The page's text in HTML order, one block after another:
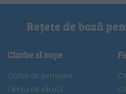
Rețete de bază
Ciorbe si supe
Ciorba de perișoare
Ciorbă de văcuță